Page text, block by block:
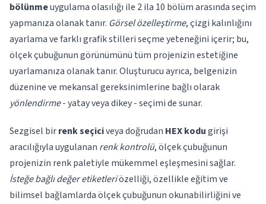
bölünmeuygulama olasılığı ile 2 ila 10 bölüm arasında seçim
yapmanıza olanak tanır. Görsel özelleştirme, çizgi kalınlığını
ayarlama ve farklı grafik stilleri seçme yeteneğini içerir; bu,
ölçek çubuğunun görünümünü tüm projenizin estetiğine
uyarlamanıza olanak tanır. Oluşturucu ayrıca, belgenizin
düzenine ve mekansal gereksinimlerine bağlı olarak
yönlendirme- yatay veya dikey - seçimi de sunar.
Sezgisel birrenk seçiciveya doğrudan HEX kodugirişi
aracılığıyla uygulanan renk kontrolü, ölçek çubuğunun
projenizin renk paletiyle mükemmel eşleşmesini sağlar.
İsteğe bağlı değer etiketleriözelliği, özellikle eğitim ve
bilimsel bağlamlarda ölçek çubuğunun okunabilirliğini ve